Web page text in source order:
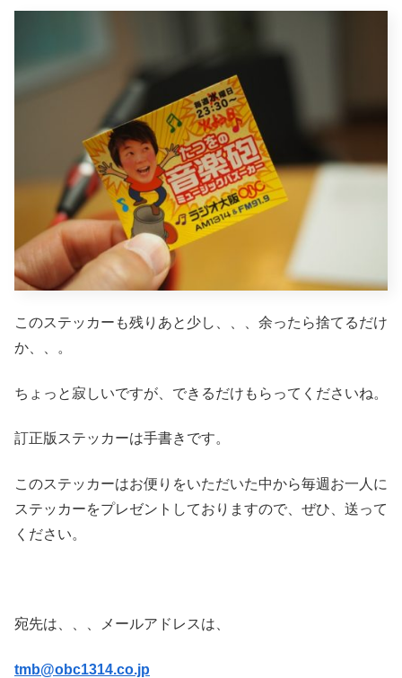
このステッカーも残りあと少し、、、余ったら捨てるだけ
か、、。
ちょっと寂しいですが、できるだけもらってくださいね。
訂正版ステッカーは手書きです。
このステッカーはお便りをいただいた中から毎週お一人に
ステッカーをプレゼントしておりますので、ぜひ、送って
ください。
宛先は、、、メールアドレスは、
tmb@obc1314.co.jp